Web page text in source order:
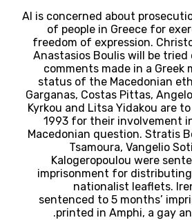
AI is concerned about
of people in Greece for
freedom of expression.
Anastasios Boulis will be tried
comments made in a Greek
status of the Macedonian
Garganas, Costas Pittas,
Kyrkou and Litsa Yidakou are
1993 for their involvement
Macedonian question. Stratis
Tsamoura, Vangelio
Kalogeropoulou were
imprisonment for
nationalist leaflets.
sentenced to 5 months’
printed in Amphi, a gay